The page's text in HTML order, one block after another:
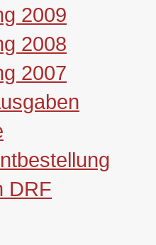
2009
2008
2007
DRF